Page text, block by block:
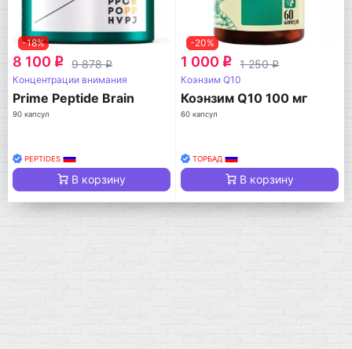
-18%
8 100 q 9 878q
Концентрации внимания
Prime Peptide Brain
90 капсул
PEPTIDES
В корзину
-20%
1 000 q 1 250q
Коэнзим Q10
Коэнзим Q10 100 мг
60 капсул
ТОРБАД
В корзину